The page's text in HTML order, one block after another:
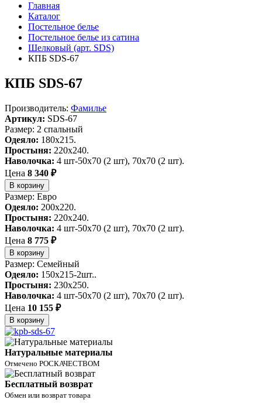
Главная
Каталог
Постельное белье
Постельное белье из сатина
Шелковый (арт. SDS)
КПБ SDS-67
КПБ SDS-67
Производитель: Фамилье
Артикул: SDS-67
Размер: 2 спальный
Одеяло: 180х215.
Простыня: 220х240.
Наволочка: 4 шт-50х70 (2 шт), 70х70 (2 шт).
Цена 8 340 ₽
В корзину
Размер: Евро
Одеяло: 200х220.
Простыня: 220х240.
Наволочка: 4 шт-50х70 (2 шт), 70х70 (2 шт).
Цена 8 775 ₽
В корзину
Размер: Семейный
Одеяло: 150х215-2шт..
Простыня: 230х250.
Наволочка: 4 шт-50х70 (2 шт), 70х70 (2 шт).
Цена 10 155 ₽
В корзину
Натуральные материалы
Отмечено РОСКАЧЕСТВОМ
Бесплатный возврат
Обмен или возврат товара